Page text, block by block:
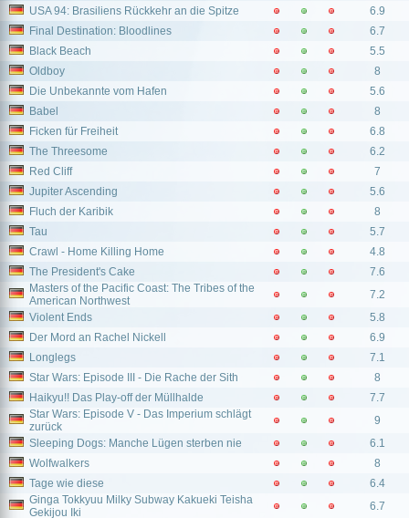
USA 94: Brasiliens Rückkehr an die Spitze
6.9
Final Destination: Bloodlines
6.7
Black Beach
5.5
Oldboy
8
Die Unbekannte vom Hafen
5.6
Babel
8
Ficken für Freiheit
6.8
The Threesome
6.2
Red Cliff
7
Jupiter Ascending
5.6
Fluch der Karibik
8
Tau
5.7
Crawl - Home Killing Home
4.8
The President's Cake
7.6
Masters of the Pacific Coast: The Tribes of the
American Northwest
7.2
Violent Ends
5.8
Der Mord an Rachel Nickell
6.9
Longlegs
7.1
Star Wars: Episode III - Die Rache der Sith
8
Haikyu!! Das Play-off der Müllhalde
7.7
Star Wars: Episode V - Das Imperium schlägt
zurück
9
Sleeping Dogs: Manche Lügen sterben nie
6.1
Wolfwalkers
8
Tage wie diese
6.4
Ginga Tokkyuu Milky Subway Kakueki Teisha
Gekijou Iki
6.7